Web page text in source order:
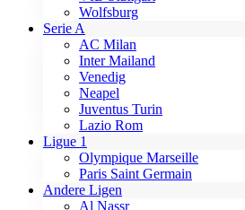
Wolfsburg
Serie A
AC Milan
Inter Mailand
Venedig
Neapel
Juventus Turin
Lazio Rom
Ligue 1
Olympique Marseille
Paris Saint Germain
Andere Ligen
Al Nassr